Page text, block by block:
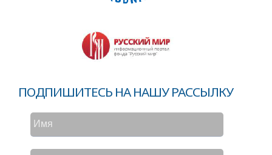
ПОДПИШИТЕСЬ НА НАШУ РАССЫЛКУ